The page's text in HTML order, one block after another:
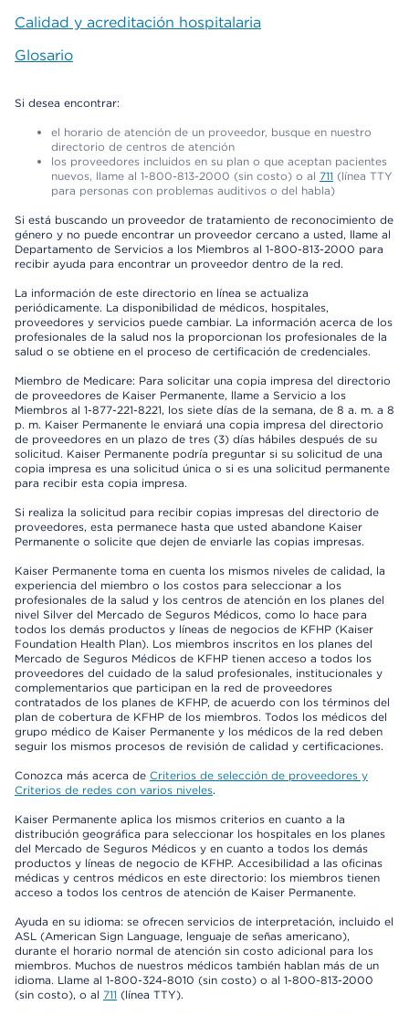
Calidad y acreditación hospitalaria
Glosario
Si desea encontrar:
el horario de atención de un proveedor, busque en nuestro
directorio de centros de atención
los proveedores incluidos en su plan o que aceptan pacientes
nuevos, llame al 1-800-813-2000 (sin costo) o al 711 (línea TTY
para personas con problemas auditivos o del habla)
Si está buscando un proveedor de tratamiento de reconocimiento de
género y no puede encontrar un proveedor cercano a usted, llame al
Departamento de Servicios a los Miembros al 1-800-813-2000 para
recibir ayuda para encontrar un proveedor dentro de la red.
La información de este directorio en línea se actualiza
periódicamente. La disponibilidad de médicos, hospitales,
proveedores y servicios puede cambiar. La información acerca de los
profesionales de la salud nos la proporcionan los profesionales de la
salud o se obtiene en el proceso de certificación de credenciales.
Miembro de Medicare: Para solicitar una copia impresa del directorio
de proveedores de Kaiser Permanente, llame a Servicio a los
Miembros al 1-877-221-8221, los siete días de la semana, de 8 a. m. a 8
p. m. Kaiser Permanente le enviará una copia impresa del directorio
de proveedores en un plazo de tres (3) días hábiles después de su
solicitud. Kaiser Permanente podría preguntar si su solicitud de una
copia impresa es una solicitud única o si es una solicitud permanente
para recibir esta copia impresa.
Si realiza la solicitud para recibir copias impresas del directorio de
proveedores, esta permanece hasta que usted abandone Kaiser
Permanente o solicite que dejen de enviarle las copias impresas.
Kaiser Permanente toma en cuenta los mismos niveles de calidad, la
experiencia del miembro o los costos para seleccionar a los
profesionales de la salud y los centros de atención en los planes del
nivel Silver del Mercado de Seguros Médicos, como lo hace para
todos los demás productos y líneas de negocios de KFHP (Kaiser
Foundation Health Plan). Los miembros inscritos en los planes del
Mercado de Seguros Médicos de KFHP tienen acceso a todos los
proveedores del cuidado de la salud profesionales, institucionales y
complementarios que participan en la red de proveedores
contratados de los planes de KFHP, de acuerdo con los términos del
plan de cobertura de KFHP de los miembros. Todos los médicos del
grupo médico de Kaiser Permanente y los médicos de la red deben
seguir los mismos procesos de revisión de calidad y certificaciones.
Conozca más acerca de Criterios de selección de proveedores y
Criterios de redes con varios niveles.
Kaiser Permanente aplica los mismos criterios en cuanto a la
distribución geográfica para seleccionar los hospitales en los planes
del Mercado de Seguros Médicos y en cuanto a todos los demás
productos y líneas de negocio de KFHP. Accesibilidad a las oficinas
médicas y centros médicos en este directorio: los miembros tienen
acceso a todos los centros de atención de Kaiser Permanente.
Ayuda en su idioma: se ofrecen servicios de interpretación, incluido el
ASL (American Sign Language, lenguaje de señas americano),
durante el horario normal de atención sin costo adicional para los
miembros. Muchos de nuestros médicos también hablan más de un
idioma. Llame al 1-800-324-8010 (sin costo) o al 1-800-813-2000
(sin costo), o al 711 (línea TTY).